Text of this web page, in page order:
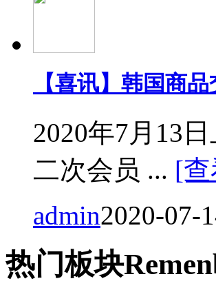
【喜讯】韩国商
2020年7月13
二次会员 ... [
admin2020-07-
热门板块Remen